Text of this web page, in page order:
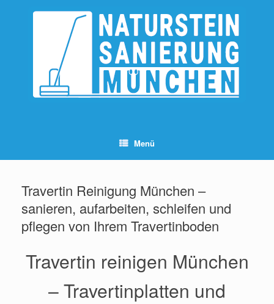
Menü
Travertin Reinigung München –
sanieren, aufarbeiten, schleifen und
pflegen von Ihrem Travertinboden
Travertin reinigen München
– Travertinplatten und